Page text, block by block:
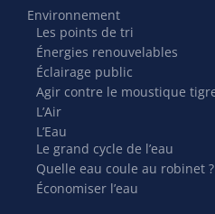
Environnement
Les points de tri
Énergies renouvelables
Éclairage public
Agir contre le moustique
L’Air
L’Eau
Le grand cycle de l’eau
Quelle eau coule au robinet ?
Économiser l’eau